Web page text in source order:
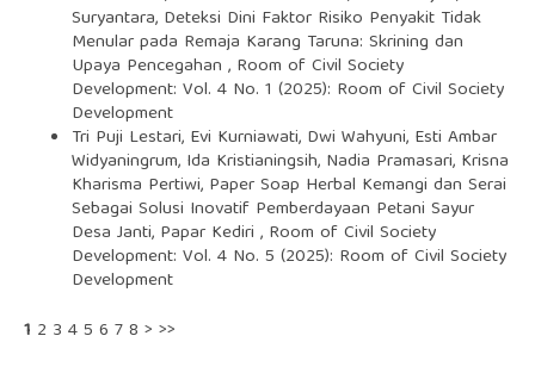
Suryantara, Deteksi Dini Faktor Risiko Penyakit Tidak
Menular pada Remaja Karang Taruna: Skrining dan
Upaya Pencegahan , Room of Civil Society
Development: Vol. 4 No. 1 (2025): Room of Civil Society
Development
Tri Puji Lestari, Evi Kurniawati, Dwi Wahyuni, Esti Ambar
Widyaningrum, Ida Kristianingsih, Nadia Pramasari, Krisna
Kharisma Pertiwi, Paper Soap Herbal Kemangi dan Serai
Sebagai Solusi Inovatif Pemberdayaan Petani Sayur
Desa Janti, Papar Kediri , Room of Civil Society
Development: Vol. 4 No. 5 (2025): Room of Civil Society
Development
1 2 3 45 6 78 > >>